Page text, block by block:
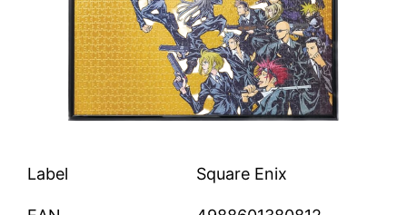
Label Square Enix